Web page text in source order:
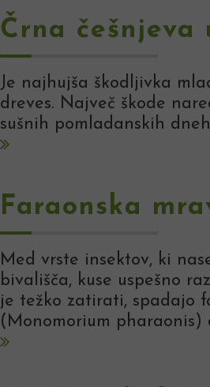
Črna češnjeva
Je najhujša škodljivka
dreves. Največ škode
sušnih pomladanskih
Faraonska
Med vrste insektov, ki
bivališča, kuse uspešno
je težko zatirati, spadajo
(Monomorium pharaonis)